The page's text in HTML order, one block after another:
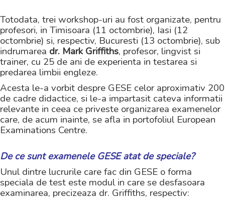
Totodata, trei workshop-uri au fost organizate, pentru
profesori, in Timisoara (11 octombrie), Iasi (12
octombrie) si, respectiv, Bucuresti (13 octombrie), sub
indrumarea dr. Mark Griffiths, profesor, lingvist si
trainer, cu 25 de ani de experienta in testarea si
predarea limbii engleze.
Acesta le-a vorbit despre GESE celor aproximativ 200
de cadre didactice, si le-a impartasit cateva informatii
relevante in ceea ce priveste organizarea examenelor
care, de acum inainte, se afla in portofoliul European
Examinations Centre.
De ce sunt examenele GESE atat de speciale?
Unul dintre lucrurile care fac din GESE o forma
speciala de test este modul in care se desfasoara
examinarea, precizeaza dr. Griffiths, respectiv: